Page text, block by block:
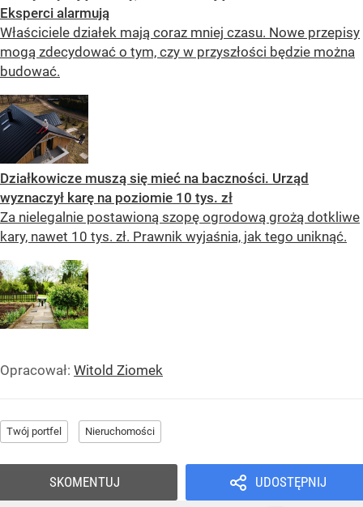
Eksperci alarmują
Właściciele działek mają coraz mniej czasu. Nowe przepisy
mogą zdecydować o tym, czy w przyszłości będzie można
budować.
Działkowicze muszą się mieć na baczności. Urząd
wyznaczył karę na poziomie 10 tys. zł
Za nielegalnie postawioną szopę ogrodową grożą dotkliwe
kary, nawet 10 tys. zł. Prawnik wyjaśnia, jak tego uniknąć.
Opracował: Witold Ziomek
Twój portfel Nieruchomości
UDOSTĘPNIJ
SKOMENTUJ